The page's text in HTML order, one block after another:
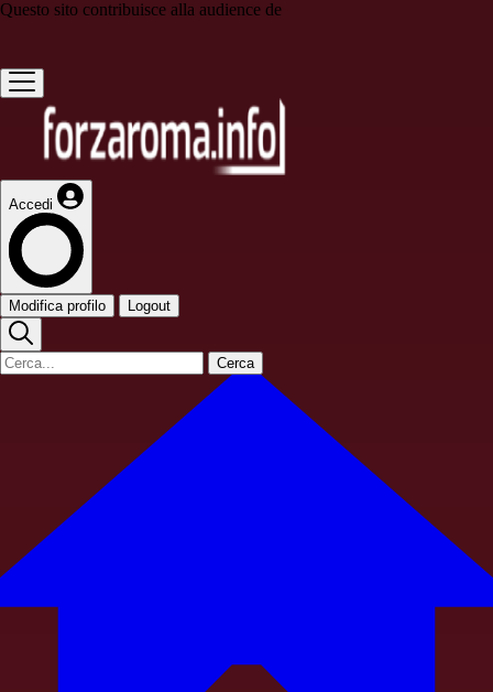
Questo sito contribuisce alla audience de
Accedi
Modifica profilo Logout
Cerca